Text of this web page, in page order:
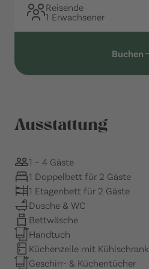
Reisende
1 Erwachsener
Buchen
Ausstattung
1 – 4 Gäste
1 Doppelbett für 2 Gäste
1 Etagenbett für 2 Gäste
Dusche & WC
Bettwäsche
Handtuch
Küchenzeile mit Kühlschrank
Geschirr- & Küchentücher